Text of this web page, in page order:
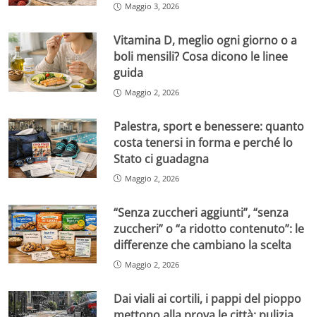
Maggio 3, 2026
Vitamina D, meglio ogni giorno o a
boli mensili? Cosa dicono le linee
guida
Maggio 2, 2026
Palestra, sport e benessere: quanto
costa tenersi in forma e perché lo
Stato ci guadagna
Maggio 2, 2026
“Senza zuccheri aggiunti”, “senza
zuccheri” o “a ridotto contenuto”: le
differenze che cambiano la scelta
Maggio 2, 2026
Dai viali ai cortili, i pappi del pioppo